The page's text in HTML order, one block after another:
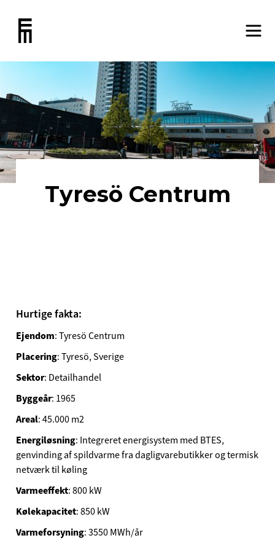
Tyresö Centrum
Hurtige fakta:
Ejendom: Tyresö Centrum
Placering: Tyresö, Sverige
Sektor: Detailhandel
Byggeår: 1965
Areal: 45.000 m2
Energiløsning: Integreret energisystem med BTES,
genvinding af spildvarme fra dagligvarebutikker og termisk
netværk til køling
Varmeeffekt: 800 kW
Kølekapacitet: 850 kW
Varmeforsyning: 3550 MWh/år